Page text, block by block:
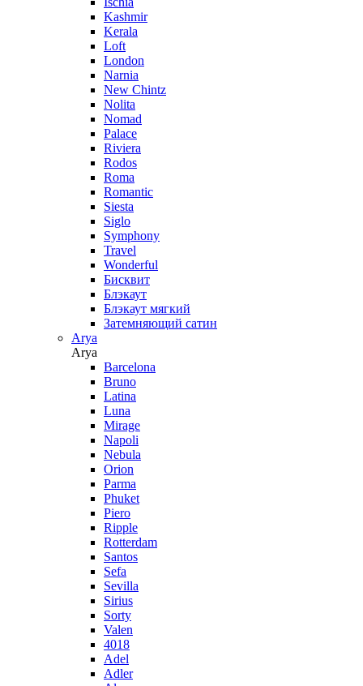
Kashmir
Kerala
Loft
London
Narnia
New Chintz
Nolita
Nomad
Palace
Riviera
Rodos
Roma
Romantic
Siesta
Siglo
Symphony
Travel
Wonderful
Бисквит
Блэкаут
Блэкаут мягкий
Затемняющий сатин
Arya
Arya
Barcelona
Bruno
Latina
Luna
Mirage
Napoli
Nebula
Orion
Parma
Phuket
Piero
Ripple
Rotterdam
Santos
Sefa
Sevilla
Sirius
Sorty
Valen
4018
Adel
Adler